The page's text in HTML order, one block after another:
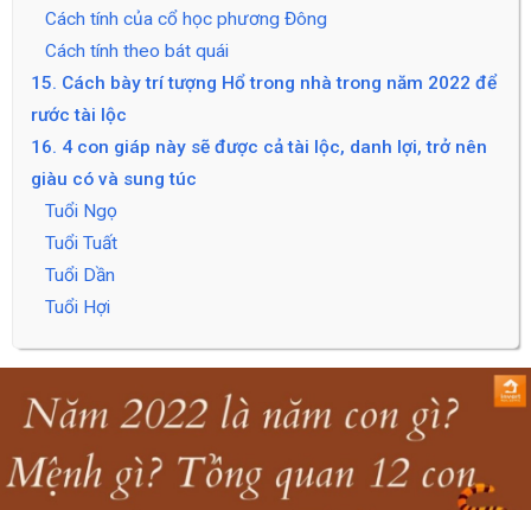
Cách tính của cổ học phương Đông
Cách tính theo bát quái
15. Cách bày trí tượng Hổ trong nhà trong năm 2022 để
rước tài lộc
16. 4 con giáp này sẽ được cả tài lộc, danh lợi, trở nên
giàu có và sung túc
Tuổi Ngọ
Tuổi Tuất
Tuổi Dần
Tuổi Hợi